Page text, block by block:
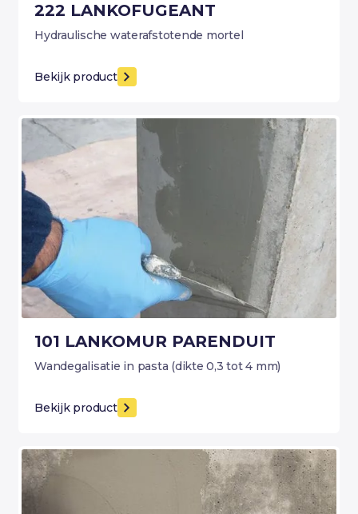
222 LANKOFUGEANT
Hydraulische waterafstotende mortel
Bekijk product
101 LANKOMUR PARENDUIT
Wandegalisatie in pasta (dikte 0,3 tot 4 mm)
Bekijk product